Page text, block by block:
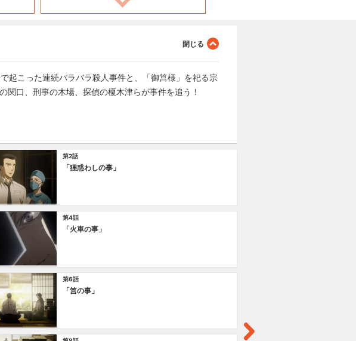
起こった連続バラバラ殺人事件と、「御筥様」を祀る宗
口、刑事の木場、探偵の榎木津らが事件を追う！
第2話
「狸惑わしの事」
第4話
「火車の事」
第6話
「筥の事」